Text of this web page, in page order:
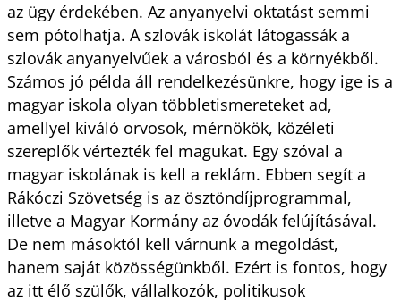
az ügy érdekében. Az anyanyelvi oktatást semmi
sem pótolhatja. A szlovák iskolát látogassák a
szlovák anyanyelvűek a városból és a környékből.
Számos jó példa áll rendelkezésünkre, hogy ige is a
magyar iskola olyan többletismereteket ad,
amellyel kiváló orvosok, mérnökök, közéleti
szereplők vértezték fel magukat. Egy szóval a
magyar iskolának is kell a reklám. Ebben segít a
Rákóczi Szövetség is az ösztöndíjprogrammal,
illetve a Magyar Kormány az óvodák felújításával.
De nem másoktól kell várnunk a megoldást,
hanem saját közösségünkből. Ezért is fontos, hogy
az itt élő szülők, vállalkozók, politikusok